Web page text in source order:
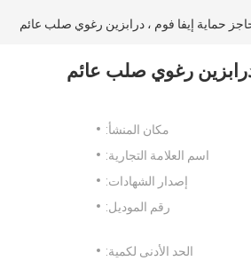
حماية إيفا فوم ، درابزين رغوي صلب عائم
رغوي صلب عائم
مكان المنشأ:
اسم العلامة التجارية:
إصدار الشهادات:
رقم الموديل:
الحد الأدنى لكمية: